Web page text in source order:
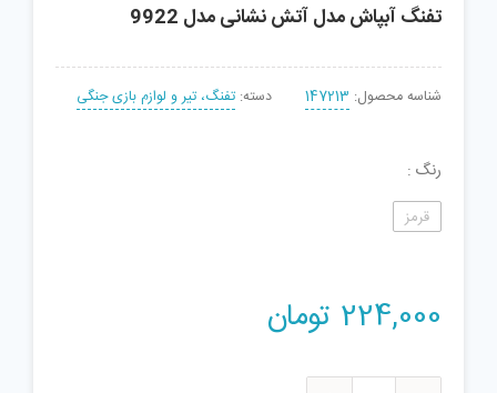
تفنگ آبپاش مدل آتش نشانی مدل 9922
شناسه محصول: 147213 دسته: تفنگ، تیر و لوازم بازی جنگی
رنگ
قرمز
224,000 تومان